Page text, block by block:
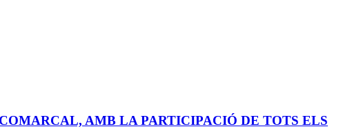
AMB LA PARTICIPACIÓ DE TOTS ELS